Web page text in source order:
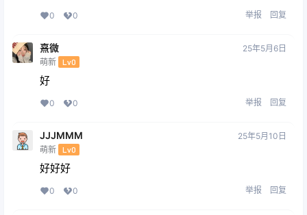
0 0 举报 回复
熹微
萌新 Lv0
25年5月6日
好
0 0 举报 回复
JJJMMM
萌新 Lv0
25年5月10日
好好好
0 0 举报 回复